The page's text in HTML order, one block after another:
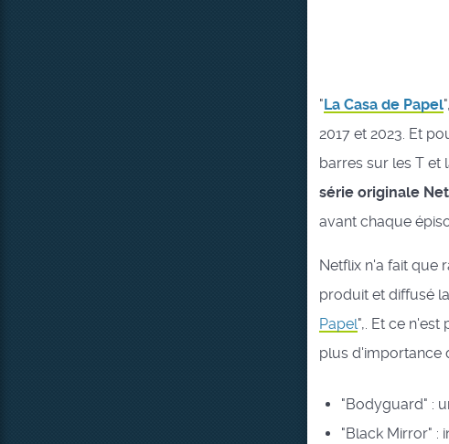
" La Casa de Papel
2017 et 2023. Et
barres sur les T
série originale
avant chaque
Netflix n'a fait que
produit et diffusé
Papel",. Et ce
plus d'importance
"Bodyguard" :
"Black Mirror" :